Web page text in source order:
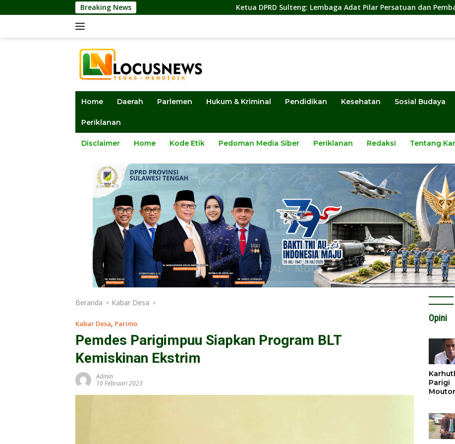
ke
Breaking News Ketua DPRD Sulteng: Lembaga Adat Pilar Persatuan dan Pembangunan
Home Daerah Parlemen Hukum & Kriminal Pendidikan Kesehatan Sosial Budaya
Periklanan
Disclaimer Home Kode Etik Pedoman Media Siber Periklanan Redaksi Tentang
Beranda Kabar Desa
Kabar Desa, Parimo
Pemdes Parigimpuu Siapkan Program BLT
Kemiskinan Ekstrim
Admin
10 Februari 2023
Opini
Parigi
Tata